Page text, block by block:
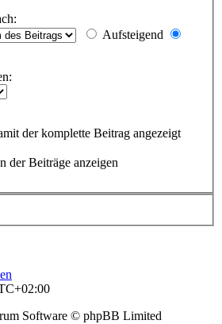
Aufsteigend
der komplette Beitrag angezeigt
der Beiträge anzeigen
Software © phpBB Limited